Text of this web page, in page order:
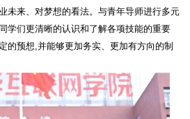
未来、对梦想的看法。与青年导师进行多元
学们更清晰的认识和了解各项技能的重要
的预想,并能够更加务实、更加有方向的制